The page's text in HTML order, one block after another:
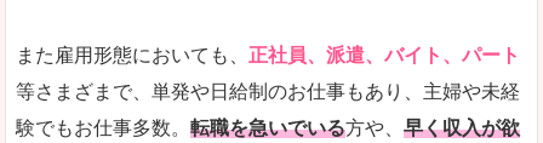
「マイナビ転職女性のおしごと」で「長生郡睦
沢町」の
求人を含んだページを見てみる
また雇用形態においても、 正社員、派遣、バイト、パート
等さまざまで、単発や日給制のお仕事もあり、主婦や未経
験でもお仕事多数。 転職を急いでいる方や、 早く収入が欲